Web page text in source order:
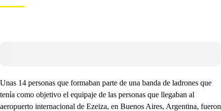
Unas 14 personas que formaban parte de una banda de ladrones que
tenía como objetivo el equipaje de las personas que llegaban al
aeropuerto internacional de Ezeiza, en Buenos Aires, Argentina, fueron